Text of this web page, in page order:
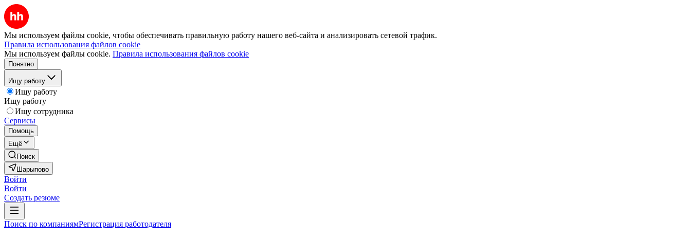
Мы используем файлы cookie, чтобы обеспечивать правильную работу нашего веб-сайта и анализировать сетевой трафик.
Правила использования файлов cookie
Мы используем файлы cookie. Правила использования файлов cookie
Понятно
Ищу работу
Ищу работу
Ищу работу
Ищу сотрудника
Сервисы
Помощь
Ещё
Поиск
Шарыпово
Войти
Войти
Создать резюме
Поиск по компаниямРегистрация работодателя